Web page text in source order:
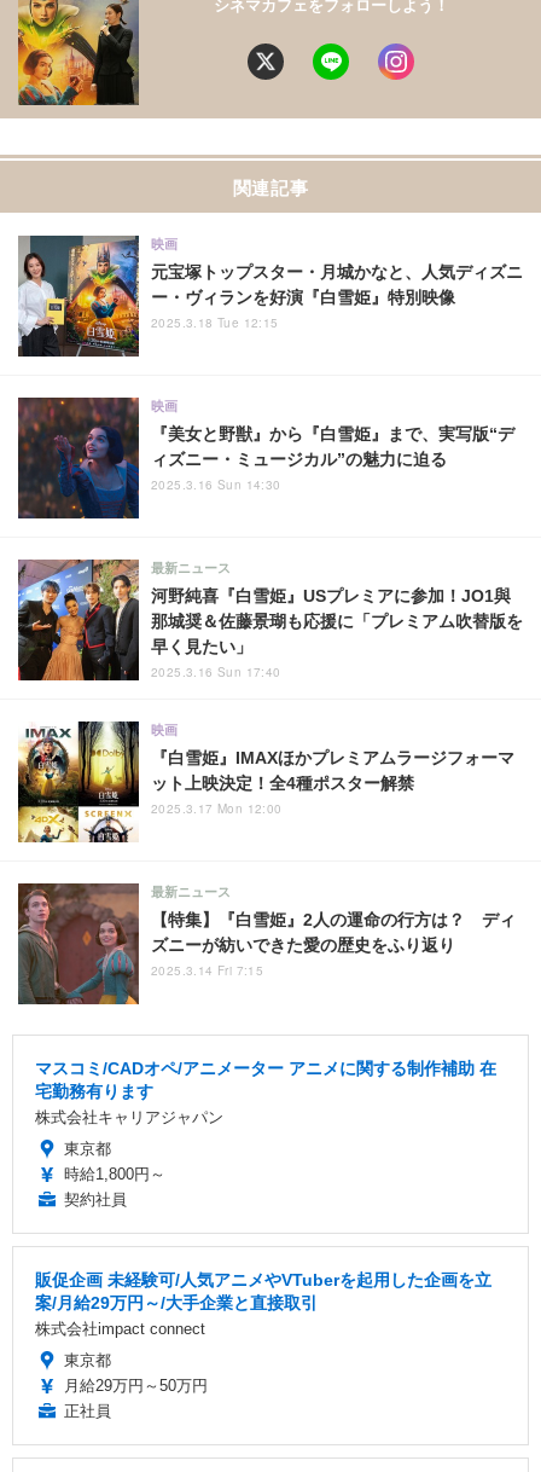
シネマカフェをフォローしよう！
関連記事
元宝塚トップスター・月城かなと、人気ディズニ
ー・ヴィランを好演『白雪姫』特別映像
映画
2025.3.18 Tue 12:15
『美女と野獣』から『白雪姫』まで、実写版“デ
ィズニー・ミュージカル”の魅力に迫る
映画
2025.3.16 Sun 14:30
河野純喜『白雪姫』USプレミアに参加！JO1與
那城奨＆佐藤景瑚も応援に「プレミアム吹替版を
早く見たい」
最新ニュース
2025.3.16 Sun 17:40
『白雪姫』IMAXほかプレミアムラージフォーマ
ット上映決定！全4種ポスター解禁
映画
2025.3.17 Mon 12:00
【特集】『白雪姫』2人の運命の行方は？ ディ
ズニーが紡いできた愛の歴史をふり返り
最新ニュース
2025.3.14 Fri 7:15
マスコミ/CADオペ/アニメーター アニメに関する制作補助 在
宅勤務有ります
株式会社キャリアジャパン
東京都
時給1,800円～
契約社員
販促企画 未経験可/人気アニメやVTuberを起用した企画を立
案/月給29万円～/大手企業と直接取引
株式会社impact connect
東京都
月給29万円～50万円
正社員